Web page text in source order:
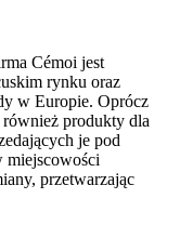
Cémoi jest
rynku oraz
w Europie. Oprócz
produkty dla
je pod
miejscowości
przetwarzając